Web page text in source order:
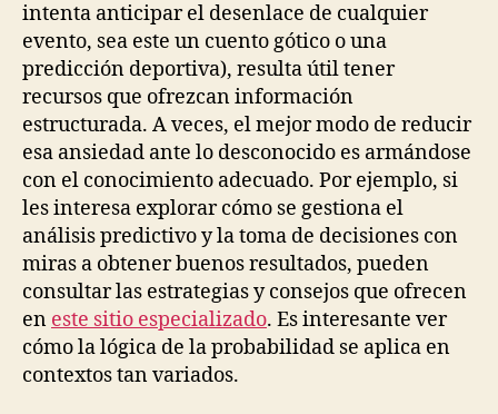
intenta anticipar el desenlace de cualquier
evento, sea este un cuento gótico o una
predicción deportiva), resulta útil tener
recursos que ofrezcan información
estructurada. A veces, el mejor modo de reducir
esa ansiedad ante lo desconocido es armándose
con el conocimiento adecuado. Por ejemplo, si
les interesa explorar cómo se gestiona el
análisis predictivo y la toma de decisiones con
miras a obtener buenos resultados, pueden
consultar las estrategias y consejos que ofrecen
en este sitio especializado. Es interesante ver
cómo la lógica de la probabilidad se aplica en
contextos tan variados.